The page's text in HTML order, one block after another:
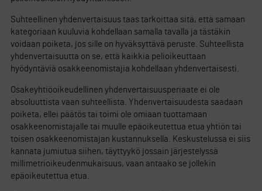
Suhteellinen yhdenvertaisuus taas tarkoittaa sitä, että samaan
kategoriaan kuuluvia kohdellaan samalla tavalla ja tästäkin
voidaan poiketa, jos sille on hyväksyttävä peruste. Suhteellista
yhdenvertaisuutta on se, että kaikkia pelioikeuttaan
hyödyntäviä osakkeenomistajia kohdellaan yhdenvertaisesti.
Osakeyhtiöoikeudellinen yhdenvertaisuusperiaate ei ole
absoluuttista vaan suhteellista. Yhdenvertaisuudesta saadaan
poiketa, ellei päätös tai toimi ole omiaan tuottamaan
osakkeenomistajalle tai muulle epäoikeutettua etua yhtiön tai
toisen osakkeenomistajan kustannuksella. Keskustelussa ei siis
kannata jumiutua siihen, täyttyykö jossain järjestelyssä
millimetrioikeudenmukaisuus, vaan antaako se jollekin
epäoikeutettua etua.